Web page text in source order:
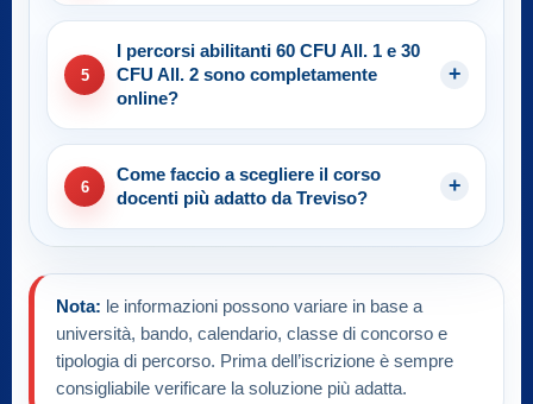
5
I percorsi abilitanti 60 CFU All. 1 e 30
CFU All. 2 sono completamente
online?
6
Come faccio a scegliere il corso
docenti più adatto da Treviso?
Nota: le informazioni possono variare in base a
università, bando, calendario, classe di concorso e
tipologia di percorso. Prima dell’iscrizione è sempre
consigliabile verificare la soluzione più adatta.